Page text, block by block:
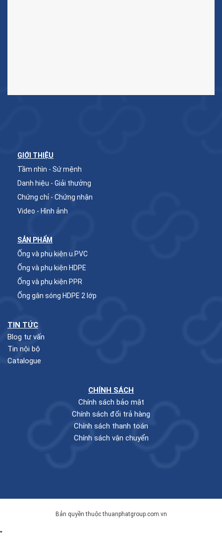
GIỚI THIỆU
Tầm nhìn - Sứ mệnh
Danh hiệu - Giải thưởng
Chứng chỉ - Chứng nhận
Video - Hình ảnh
SẢN PHẨM
Ống và phụ kiện u.PVC
Ống và phụ kiện HDPE
Ống và phụ kiện PPR
Ống gân sóng HDPE 2 lớp
TIN TỨC
Blog tư vấn
Tin nội bộ
Catalogue
CHÍNH SÁCH
Chính sách bảo mật
Chính sách đổi trả hàng
Chính sách thanh toán
Chính sách vận chuyển
Bản quyền thuộc thuanphatgroup.com.vn
"